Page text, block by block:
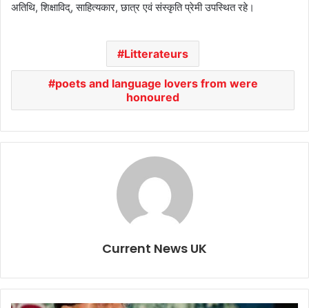
अतिथि, शिक्षाविद्, साहित्यकार, छात्र एवं संस्कृति प्रेमी उपस्थित रहे।
Litterateurs
poets and language lovers from were
honoured
Current News UK